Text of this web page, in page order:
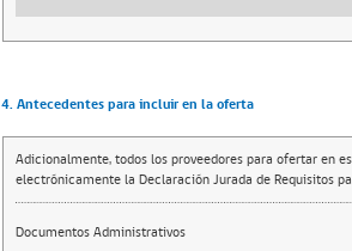
4. Antecedentes para incluir en la oferta
Adicionalmente, todos los proveedores para ofertar en
electrónicamente la Declaración Jurada de Requisitos
Documentos Administrativos